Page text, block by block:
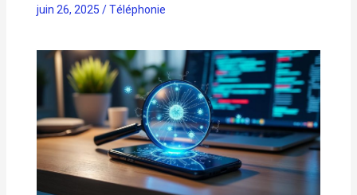
juin 26, 2025/Téléphonie